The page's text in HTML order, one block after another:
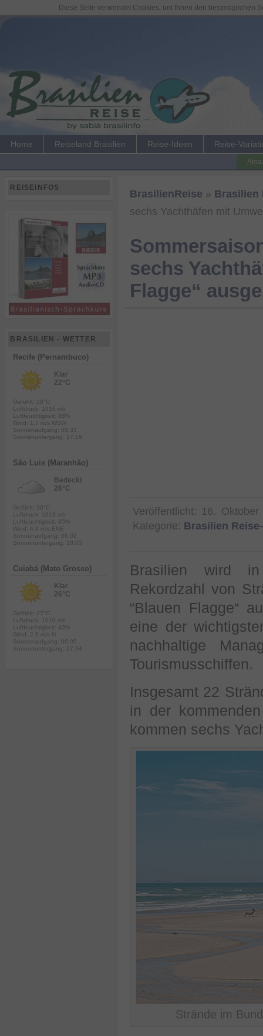
Home Reiseland Brasilien Reise-Ideen Reise-
BrasilienReise » Brasilien
sechs Yachthäfen mit
sechs
Flagge“
Veröffentlicht: 16. Oktober
Kategorie: Brasilien
Brasilien wird
Rekordzahl von
“Blauen Flagge“
eine der
nachhaltige
Tourismusschiffen.
Insgesamt 22
in der
kommen sechs
Strände im
REISEINFOS
BRASILIEN - WETTER
Recife (Pernambuco)
Klar
22°C
Gefühlt: 28°C
Luftdruck: 1016 mb
Luftfeuchtigkeit: 88%
Wind: 1.7 m/s WSW
Sonnenaufgang: 05:31
Sonnenuntergang: 17:19
São Luis (Maranhão)
Bedeckt
26°C
Gefühlt: 30°C
Luftdruck: 1013 mb
Luftfeuchtigkeit: 85%
Wind: 4.9 m/s ENE
Sonnenaufgang: 06:02
Sonnenuntergang: 18:03
Cuiabá (Mato Grosso)
Klar
26°C
Gefühlt: 27°C
Luftdruck: 1010 mb
Luftfeuchtigkeit: 43%
Wind: 2.9 m/s N
Sonnenaufgang: 06:05
Sonnenuntergang: 17:34
Diese Seite verwendet Cookies, um Ihnen den bestmöglichen